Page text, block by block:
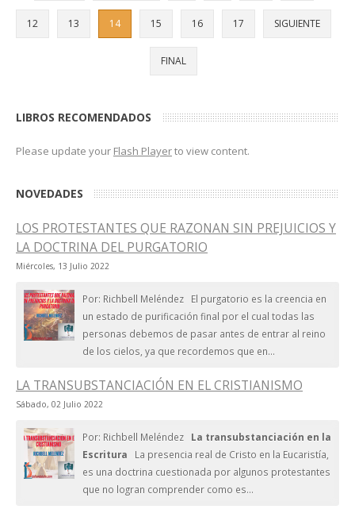
12 13 14 15 16 17 SIGUIENTE
FINAL
LIBROS RECOMENDADOS
Please update your Flash Playerto view content.
NOVEDADES
LOS PROTESTANTES QUE RAZONAN SIN PREJUICIOS Y
LA DOCTRINA DEL PURGATORIO
Miércoles, 13 Julio 2022
Por: Richbell Meléndez El purgatorio es la creencia en
un estado de purificación final por el cual todas las
personas debemos de pasar antes de entrar al reino
de los cielos, ya que recordemos que en...
LA TRANSUBSTANCIACIÓN EN EL CRISTIANISMO
Sábado, 02 Julio 2022
Por: Richbell Meléndez La transubstanciación en la
Escritura La presencia real de Cristo en la Eucaristía,
es una doctrina cuestionada por algunos protestantes
que no logran comprender como es...